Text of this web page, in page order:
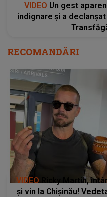
VIDEO Un gest
indignare și a
RECOMANDĂRI
VIDEO Ricky Martin,
și vin la Chișinău!